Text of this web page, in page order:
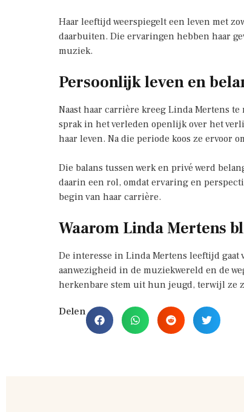
Haar leeftijd weerspiegelt een leven met
daarbuiten. Die ervaringen hebben haar
muziek.
Persoonlijk leven en
Naast haar carrière kreeg Linda Mertens
sprak in het verleden openlijk over het
haar leven. Na die periode koos ze ervoor
Die balans tussen werk en privé werd
daarin een rol, omdat ervaring en
begin van haar carrière.
Waarom Linda Mertens
De interesse in Linda Mertens leeftijd gaat
aanwezigheid in de muziekwereld en de
herkenbare stem uit hun jeugd, terwijl ze
Delen